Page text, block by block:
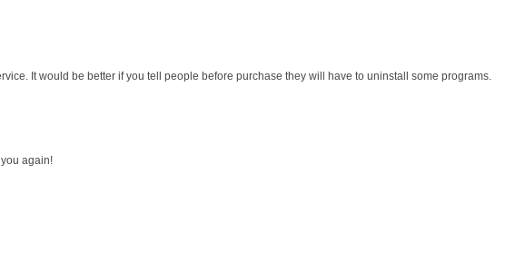
It would be better if you tell people before purchase they will have to uninstall some programs.
again!